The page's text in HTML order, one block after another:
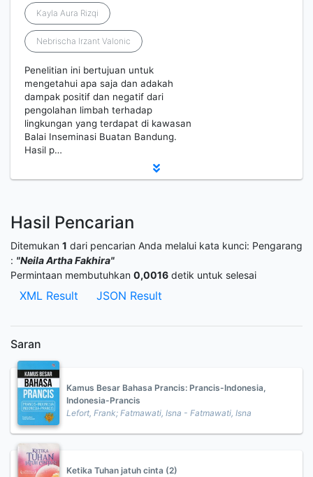
Kayla Aura Rizqi
Nebrischa Irzant Valonic
Penelitian ini bertujuan untuk
mengetahui apa saja dan adakah
dampak positif dan negatif dari
pengolahan limbah terhadap
lingkungan yang terdapat di kawasan
Balai Inseminasi Buatan Bandung.
Hasil p…
Hasil Pencarian
Ditemukan 1 dari pencarian Anda melalui kata kunci: Pengarang
: "Neila Artha Fakhira"
Permintaan membutuhkan 0,0016 detik untuk selesai
XML Result JSON Result
Saran
Kamus Besar Bahasa Prancis: Prancis-Indonesia,
Indonesia-Prancis
Lefort, Frank; Fatmawati, Isna - Fatmawati, Isna
Ketika Tuhan jatuh cinta (2)